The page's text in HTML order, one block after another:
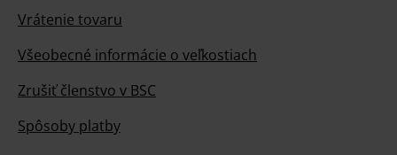
Vrátenie tovaru
Všeobecné informácie o veľkostiach
Zrušiť členstvo v BSC
Spôsoby platby